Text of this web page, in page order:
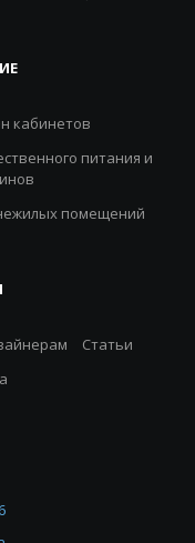
кабинетов
питания и
помещений
Статьи